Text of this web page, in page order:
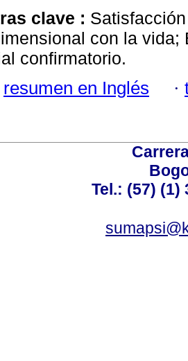
clave :
con la
confirmatorio.
resumen en Inglés ·
Tel.: (57) (1)